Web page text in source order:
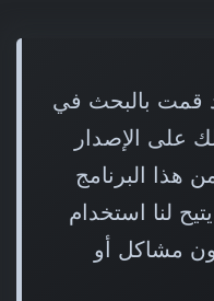
قمت بالبحث في
على الإصدار
من هذا البرنامج
لنا استخدام
مشاكل أو